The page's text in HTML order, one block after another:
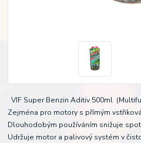
VIF Super Benzin Aditiv 500ml
Zejména pro motory s přímým
Dlouhodobým používáním snižuje
Udržuje motor a palivový systém v